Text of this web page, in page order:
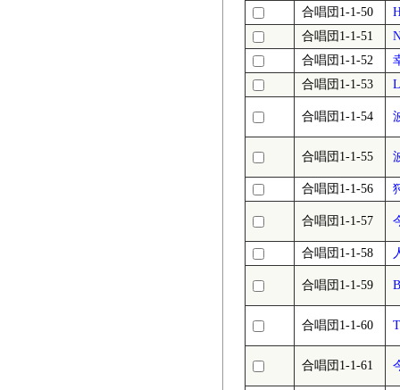
合唱団1-1-50
合唱団1-1-51
合唱団1-1-52
合唱団1-1-53
合唱団1-1-54
合唱団1-1-55
合唱団1-1-56
合唱団1-1-57
合唱団1-1-58
合唱団1-1-59
合唱団1-1-60
合唱団1-1-61